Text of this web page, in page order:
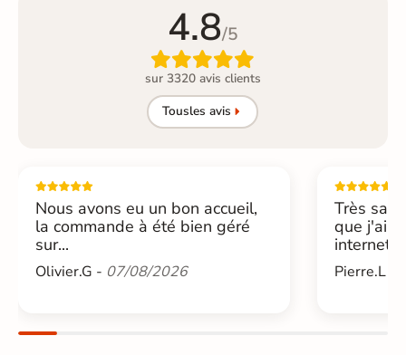
4.8/5

sur 3320 avis clients
Tousles avis
Nous avons eu un bon accueil,
la commande à été bien géré
sur...
Olivier.G - 07/08/2026
Très
que j'ai
internet....
Pierre.L -